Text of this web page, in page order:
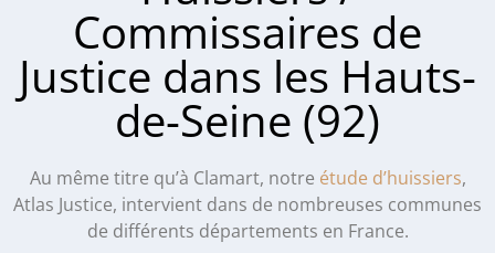
Commissaires de
Justice dans les Hauts-
de-Seine (92)
Au même titre qu’à Clamart, notre étude d’huissiers,
Atlas Justice, intervient dans de nombreuses communes
de différents départements en France.